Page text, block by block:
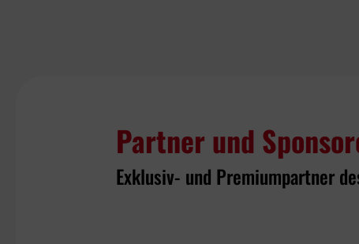
Partner und
Exklusiv- und Premiumpartner